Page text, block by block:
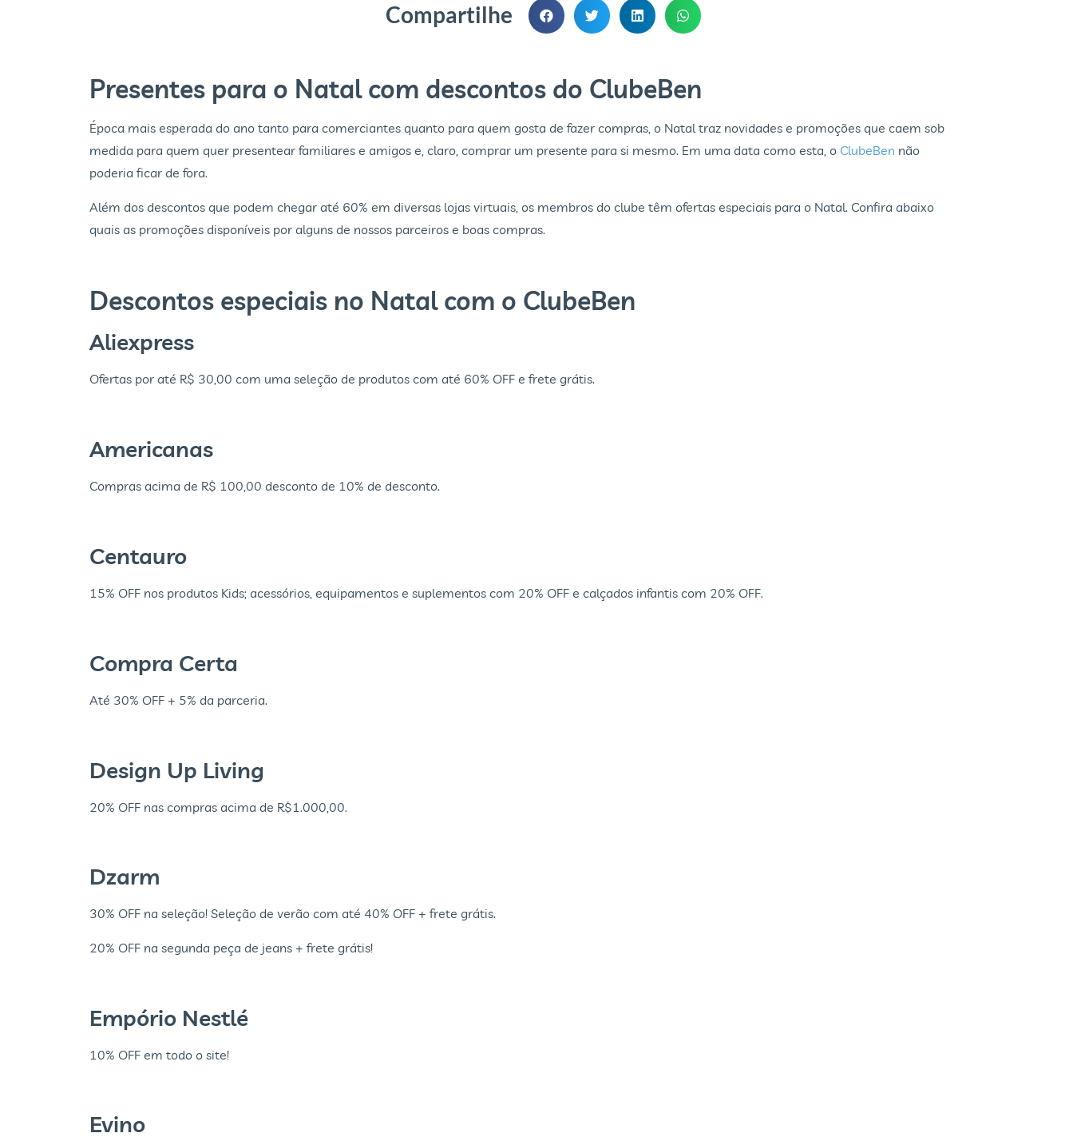
Compartilhe
Presentes para o Natal com descontos do ClubeBen
Época mais esperada do ano tanto para comerciantes quanto para quem gosta de fazer compras, o Natal traz novidades e promoções que caem sob
medida para quem quer presentear familiares e amigos e, claro, comprar um presente para si mesmo. Em uma data como esta, o ClubeBen não
poderia ficar de fora.
Além dos descontos que podem chegar até 60% em diversas lojas virtuais, os membros do clube têm ofertas especiais para o Natal. Confira abaixo
quais as promoções disponíveis por alguns de nossos parceiros e boas compras.
Descontos especiais no Natal com o ClubeBen
Aliexpress
Ofertas por até R$ 30,00 com uma seleção de produtos com até 60% OFF e frete grátis.
Americanas
Compras acima de R$ 100,00 desconto de 10% de desconto.
Centauro
15% OFF nos produtos Kids; acessórios, equipamentos e suplementos com 20% OFF e calçados infantis com 20% OFF.
Compra Certa
Até 30% OFF + 5% da parceria.
Design Up Living
20% OFF nas compras acima de R$1.000,00.
Dzarm
30% OFF na seleção! Seleção de verão com até 40% OFF + frete grátis.
20% OFF na segunda peça de jeans + frete grátis!
Empório Nestlé
10% OFF em todo o site!
Evino